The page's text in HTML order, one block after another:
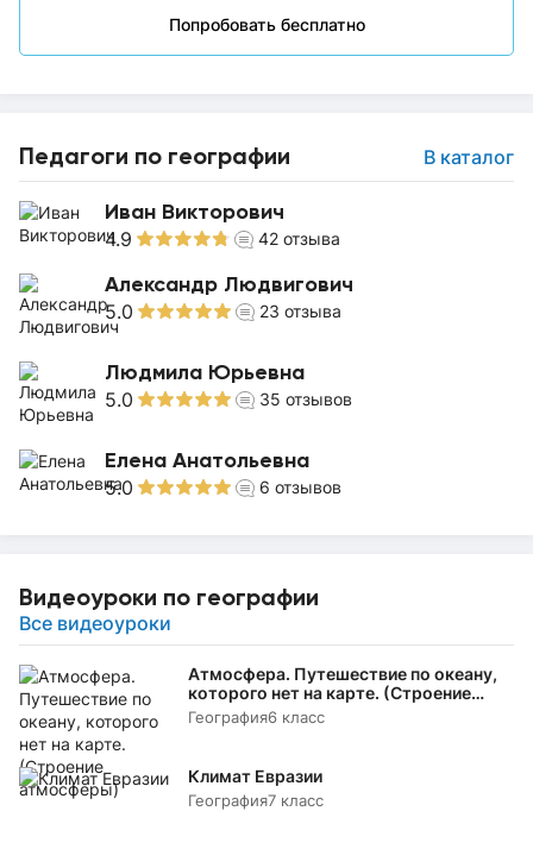
Попробовать бесплатно
Педагоги по географии В каталог
Иван Викторович
4.9 42 отзыва
Александр Людвигович
5.0 23 отзыва
Людмила Юрьевна
5.0 35 отзывов
Елена Анатольевна
5.0 6 отзывов
Видеоуроки по географии
Все видеоуроки
Атмосфера. Путешествие по океану,
которого нет на карте. (Строение
атмосферы)
География6 класс
Климат Евразии
География7 класс